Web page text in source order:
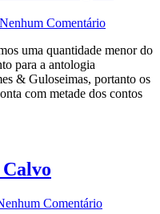
Nenhum Comentário
uma quantidade menor do
para a antologia
& Guloseimas, portanto os
com metade dos contos
Comentário